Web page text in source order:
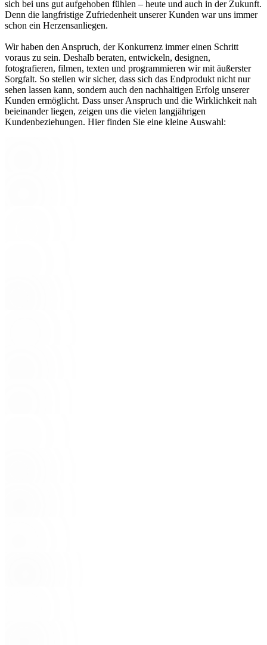
sich bei uns gut aufgehoben fühlen – heute und auch in der Zukunft.
Denn die langfristige Zufriedenheit unserer Kunden war uns immer
schon ein Herzensanliegen.
Wir haben den Anspruch, der Konkurrenz immer einen Schritt
voraus zu sein. Deshalb beraten, entwickeln, designen,
fotografieren, filmen, texten und programmieren wir mit äußerster
Sorgfalt. So stellen wir sicher, dass sich das Endprodukt nicht nur
sehen lassen kann, sondern auch den nachhaltigen Erfolg unserer
Kunden ermöglicht. Dass unser Anspruch und die Wirklichkeit nah
beieinander liegen, zeigen uns die vielen langjährigen
Kundenbeziehungen. Hier finden Sie eine kleine Auswahl: